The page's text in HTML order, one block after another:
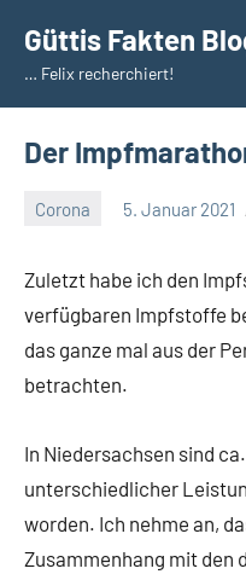
Inhalt
springen
Güttis Fakten
… Felix recherchiert!
Der
Corona 5. Januar 2021
Zuletzt habe ich den
verfügbaren Impfstoffe
das ganze mal aus der
betrachten.
In Niedersachsen sind
unterschiedlicher
worden. Ich nehme an,
Zusammenhang mit den